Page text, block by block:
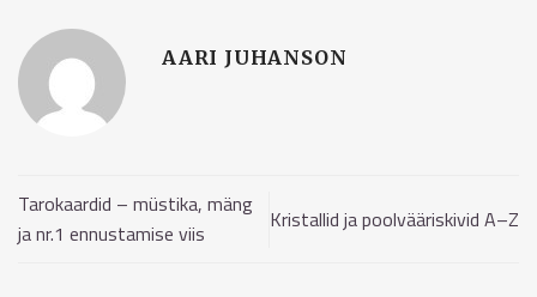
AARI JUHANSON
Tarokaardid – müstika, mäng
ja nr.1 ennustamise viis
Kristallid ja poolvääriskivid A–Z